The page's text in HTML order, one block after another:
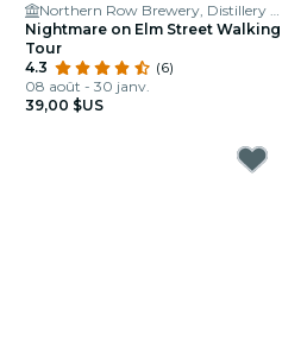
Northern Row Brewery, Distillery & Taproom
Nightmare on Elm Street Walking
Tour
4.3
(6)
08 août - 30 janv.
39,00 $US